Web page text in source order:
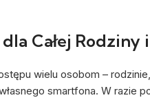
Całej Rodziny
wielu osobom –
smartfona. W razie